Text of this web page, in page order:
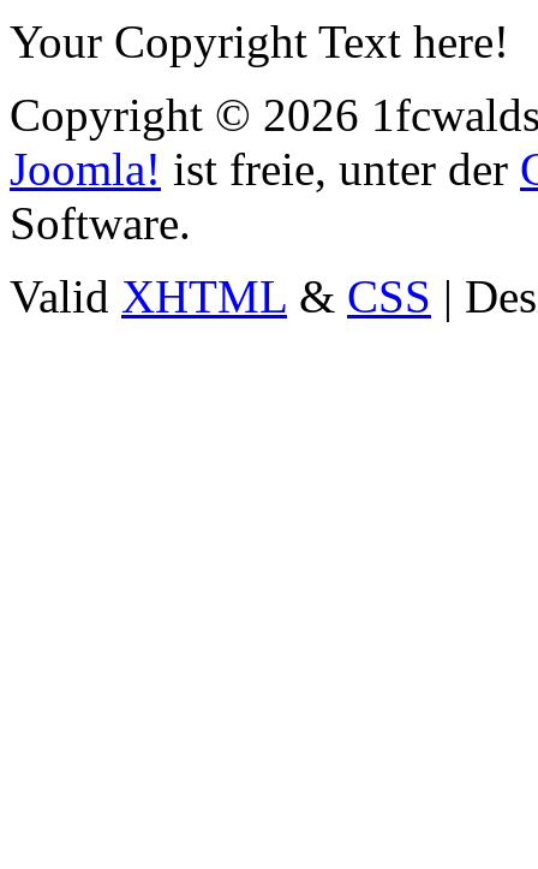
Your Copyright Text here!
Copyright © 2026
Joomla! ist freie, unter der
Software.
Valid XHTML & CSS |